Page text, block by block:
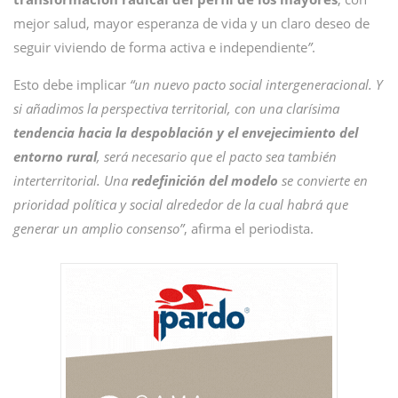
mejor salud, mayor esperanza de vida y un claro deseo de
seguir viviendo de forma activa e independiente”.
Esto debe implicar “un nuevo pacto social intergeneracional. Y
si añadimos la perspectiva territorial, con una clarísima
tendencia hacia la despoblación y el envejecimiento del
entorno rural, será necesario que el pacto sea también
interterritorial. Una redefinición del modelo se convierte en
prioridad política y social alrededor de la cual habrá que
generar un amplio consenso”, afirma el periodista.